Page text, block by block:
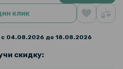
клик
04.08.2026 до 18.08.2026
скидку: